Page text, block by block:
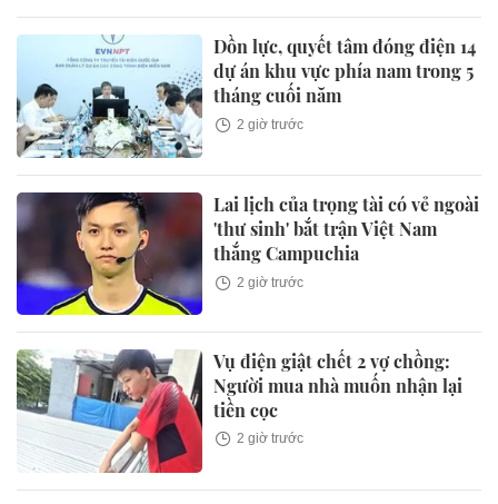
Dồn lực, quyết tâm đóng điện 14
dự án khu vực phía nam trong 5
tháng cuối năm
2 giờ trước
Lai lịch của trọng tài có vẻ ngoài
'thư sinh' bắt trận Việt Nam
thắng Campuchia
2 giờ trước
Vụ điện giật chết 2 vợ chồng:
Người mua nhà muốn nhận lại
tiền cọc
2 giờ trước